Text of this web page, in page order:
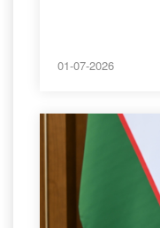
01-07-2026